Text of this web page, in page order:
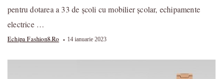
pentru dotarea a 33 de școli cu mobilier școlar, echipamente
electrice …
Echipa Fashion8.ro 14 ianuarie 2023